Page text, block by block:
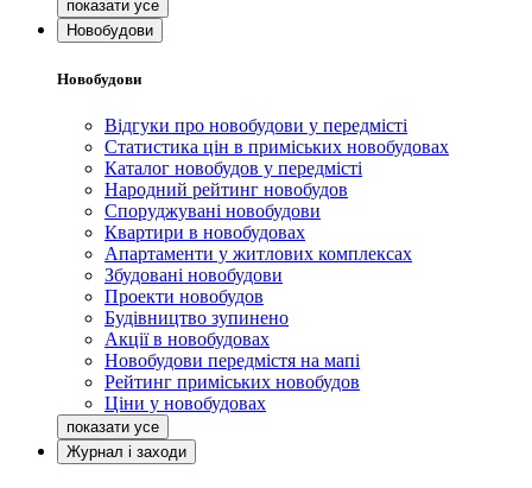
Новобудови
Новобудови
Відгуки про новобудови у передмісті
Статистика цін в приміських новобудовах
Каталог новобудов у передмісті
Народний рейтинг новобудов
Споруджувані новобудови
Квартири в новобудовах
Апартаменти у житлових комплексах
Збудовані новобудови
Проекти новобудов
Будівництво зупинено
Акції в новобудовах
Новобудови передмістя на мапі
Рейтинг приміських новобудов
Ціни у новобудовах
Журнал і заходи